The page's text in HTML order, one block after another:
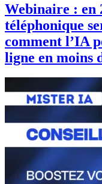
Webinaire : en
téléphonique
comment l’IA
ligne en moins